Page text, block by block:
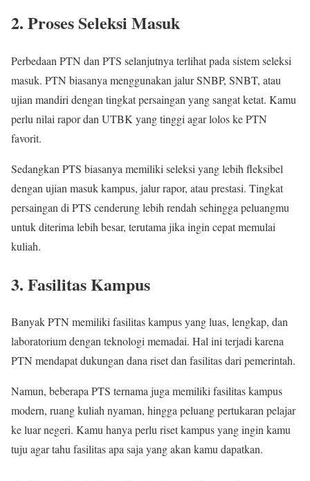
2. Proses Seleksi Masuk
Perbedaan PTN dan PTS selanjutnya terlihat pada sistem seleksi
masuk. PTN biasanya menggunakan jalur SNBP, SNBT, atau
ujian mandiri dengan tingkat persaingan yang sangat ketat. Kamu
perlu nilai rapor dan UTBK yang tinggi agar lolos ke PTN
favorit.
Sedangkan PTS biasanya memiliki seleksi yang lebih fleksibel
dengan ujian masuk kampus, jalur rapor, atau prestasi. Tingkat
persaingan di PTS cenderung lebih rendah sehingga peluangmu
untuk diterima lebih besar, terutama jika ingin cepat memulai
kuliah.
3. Fasilitas Kampus
Banyak PTN memiliki fasilitas kampus yang luas, lengkap, dan
laboratorium dengan teknologi memadai. Hal ini terjadi karena
PTN mendapat dukungan dana riset dan fasilitas dari pemerintah.
Namun, beberapa PTS ternama juga memiliki fasilitas kampus
modern, ruang kuliah nyaman, hingga peluang pertukaran pelajar
ke luar negeri. Kamu hanya perlu riset kampus yang ingin kamu
tuju agar tahu fasilitas apa saja yang akan kamu dapatkan.